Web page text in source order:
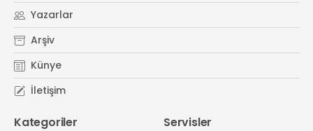
Yazarlar
Arşiv
Künye
İletişim
Kategoriler Servisler